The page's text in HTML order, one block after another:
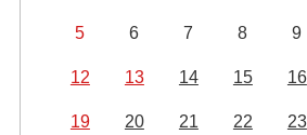
5 6 7 8 9
12 13 14 15 16
19 20 21 22 23